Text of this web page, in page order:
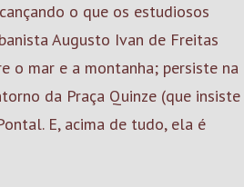
o que os estudiosos
Augusto Ivan de Freitas
o mar e a montanha; persiste na
da Praça Quinze (que insiste
E, acima de tudo, ela é